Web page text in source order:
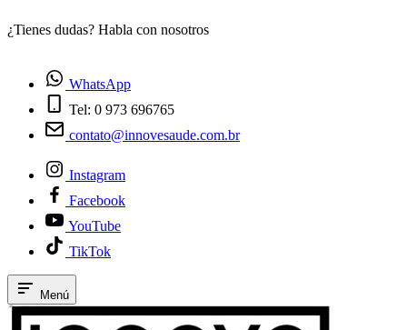
¿Tienes dudas? Habla con nosotros
WhatsApp
Tel: 0 973 696765
contato@innovesaude.com.br
Instagram
Facebook
YouTube
TikTok
Menú